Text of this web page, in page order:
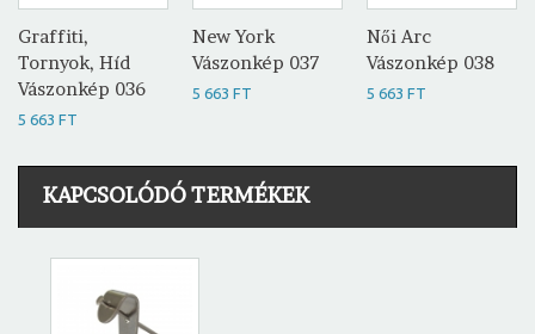
Graffiti,
Tornyok, Híd
Vászonkép 036
5 663 FT
New York
Vászonkép 037
5 663 FT
Női Arc
Vászonkép 038
5 663 FT
KAPCSOLÓDÓ TERMÉKEK